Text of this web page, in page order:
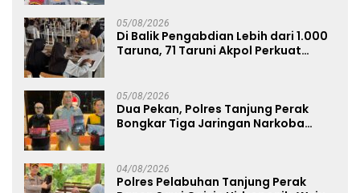
05/08/2026
Di Balik Pengabdian Lebih dari 1.000
Taruna, 71 Taruni Akpol Perkuat
05/08/2026
Dua Pekan, Polres Tanjung Perak
Bongkar Tiga Jaringan Narkoba
04/08/2026
Polres Pelabuhan Tanjung Perak